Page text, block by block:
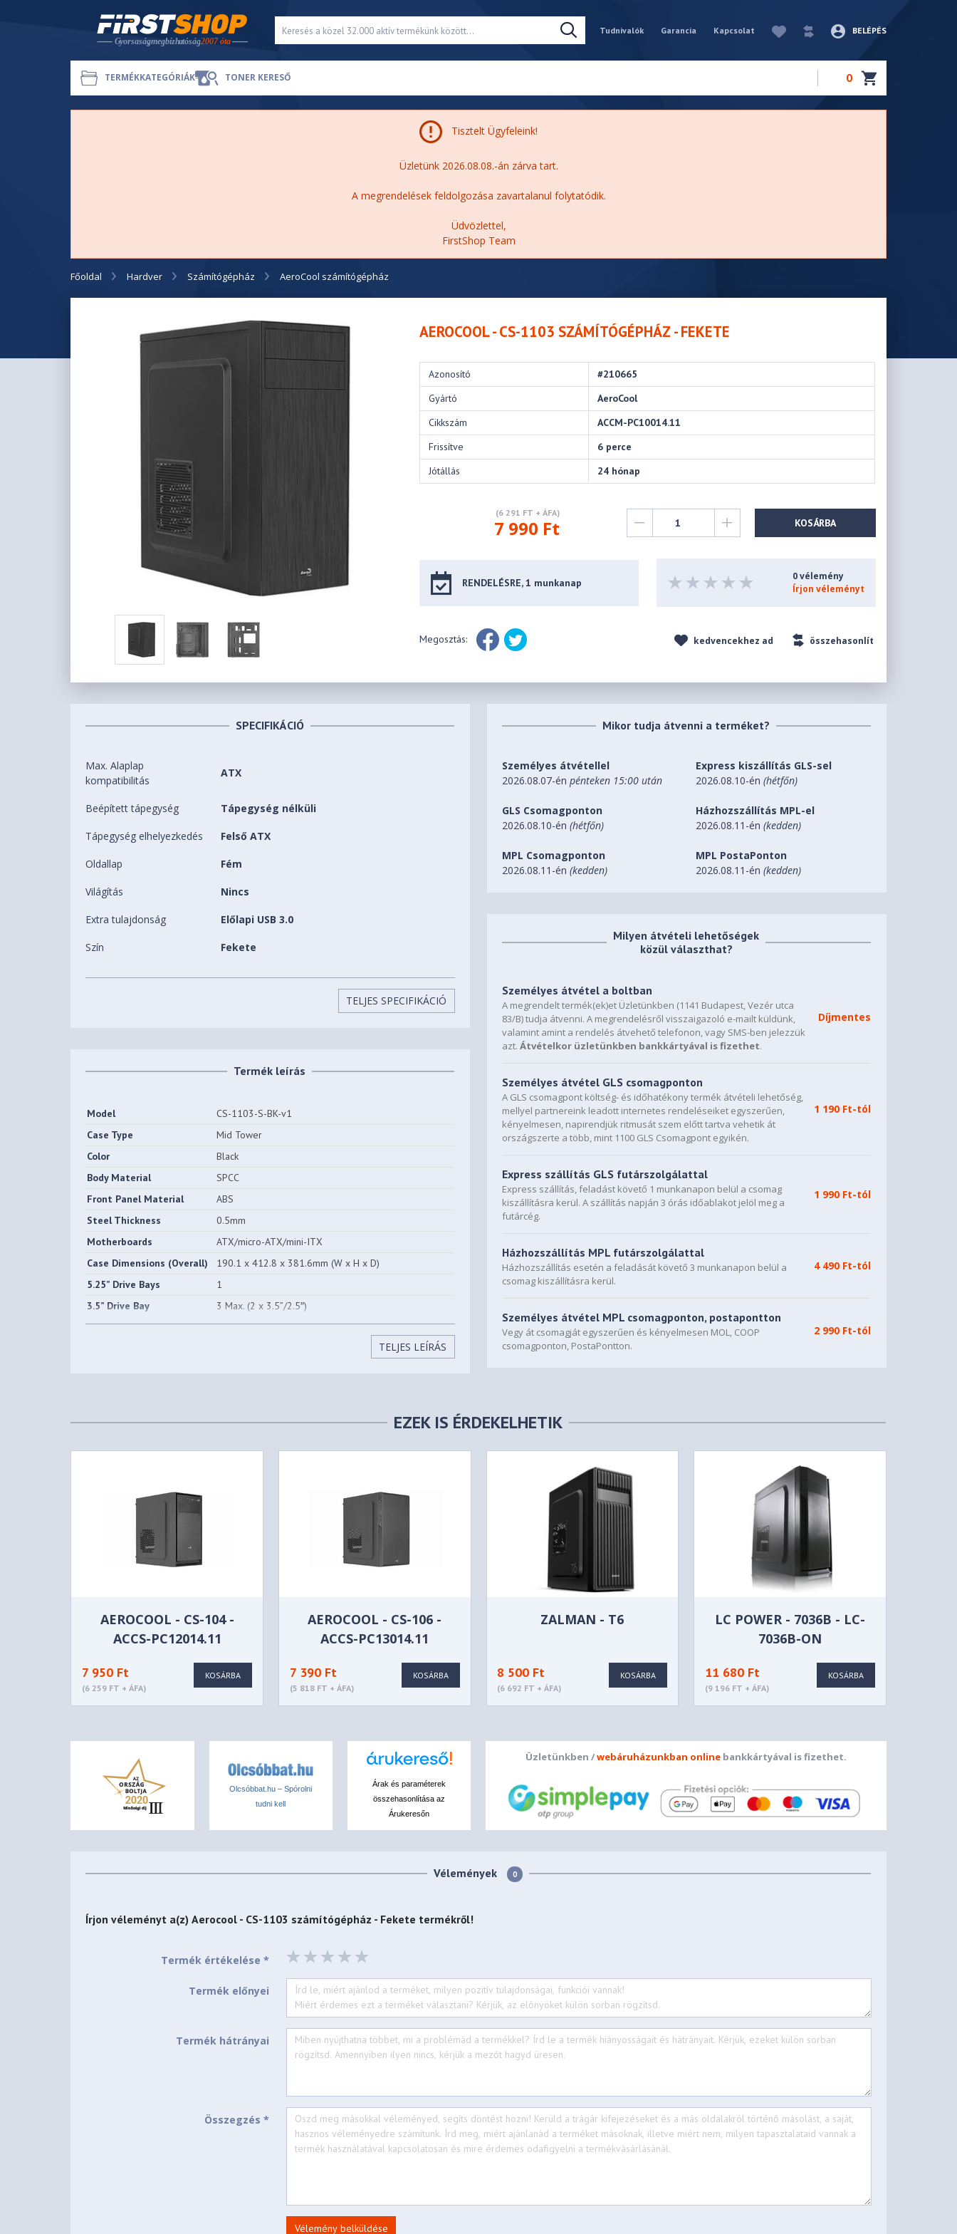
Tudnivalók Garancia Kapcsolat BELÉPÉS
TERMÉKKATEGÓRIÁK TONER KERESŐ 0
Tisztelt Ügyfeleink!
Üzletünk 2026.08.08.-án zárva tart.
A megrendelések feldolgozása zavartalanul folytatódik.
Üdvözlettel,
FirstShop Team
Főoldal Hardver Számítógépház AeroCool számítógépház
AEROCOOL - CS-1103 SZÁMÍTÓGÉPHÁZ - FEKETE
Azonosító
#210665
Gyártó
AeroCool
Cikkszám
ACCM-PC10014.11
Frissítve
6 perce
Jótállás
24 hónap
(6 291 FT + ÁFA)
7 990 Ft KOSÁRBA
RENDELÉSRE, 1 munkanap
0 vélemény
Írjon véleményt
Megosztás: kedvencekhez ad összehasonlít
SPECIFIKÁCIÓ
Max. Alaplap
kompatibilitás
ATX
Beépített tápegység Tápegység nélküli
Tápegység elhelyezkedés Felső ATX
Oldallap Fém
Világítás Nincs
Extra tulajdonság Előlapi USB 3.0
Szín Fekete
Beépíthető HDD-k (3,5")
3 db
száma
1 db
Beépíthető
3 db
Processzorhűtő maximális
151 mm
Videokártya maximális
335 mm
Súly 8 kg
TELJES SPECIFIKÁCIÓ
Termék leírás
Model
CS-1103-S-BK-v1
Case Type
Mid Tower
Color
Black
Body Material
SPCC
Front Panel Material
ABS
Steel Thickness
0.5mm
Motherboards
ATX/micro-ATX/mini-ITX
Case Dimensions (Overall)
190.1 x 412.8 x 381.6mm (W x H x D)
5.25” Drive Bays
1
3.5” Drive Bay
3 Max. (2 x 3.5”/2.5″)
Liquid Cooling
Front: 240mm Radiator (Optional)
Net Weight/Gross Weight
Internal Cable
Management Depth
TELJES LEÍRÁS
Mikor tudja átvenni a terméket?
Személyes átvétellel
2026.08.07-énpénteken 15:00 után
Express kiszállítás GLS-sel
2026.08.10-én (hétfőn)
GLS Csomagponton
2026.08.10-én(hétfőn)
Házhozszállítás MPL-el
2026.08.11-én (kedden)
MPL Csomagponton
2026.08.11-én(kedden)
MPL PostaPonton
2026.08.11-én (kedden)
Milyen átvételi lehetőségek
közül választhat?
Személyes átvétel a boltban
A megrendelt termék(ek)et Üzletünkben (1141 Budapest, Vezér utca
83/B) tudja átvenni. A megrendelésről visszaigazoló e-mailt küldünk,
valamint amint a rendelés átvehető telefonon, vagy SMS-ben jelezzük
azt.Átvételkor üzletünkben bankkártyával is fizethet.
Díjmentes
Személyes átvétel GLS csomagponton
A GLS csomagpont költség- és időhatékony termék átvételi lehetőség,
mellyel partnereink leadott internetes rendeléseiket egyszerűen,
kényelmesen, napirendjük ritmusát szem előtt tartva vehetik át
országszerte a több, mint 1100 GLS Csomagpont egyikén.
1 190 Ft-tól
Express szállítás GLS futárszolgálattal
Express szállítás, feladást követő 1 munkanapon belül a csomag
kiszállításra kerül. A szállítás napján 3 órás időablakot jelöl meg a
futárcég.
1 990 Ft-tól
Házhozszállítás MPL futárszolgálattal
Házhozszállítás esetén a feladását követő 3 munkanapon belül a
csomag kiszállításra kerül.
4 490 Ft-tól
Személyes átvétel MPL csomagponton, postapontton
Vegy át csomagját egyszerűen és kényelmesen MOL, COOP
csomagponton, PostaPontton.
2 990 Ft-tól
EZEK IS ÉRDEKELHETIK
AEROCOOL - CS-104 -
ACCS-PC12014.11
7 950 Ft
(6 259 FT + ÁFA)
KOSÁRBA
AEROCOOL - CS-106 -
ACCS-PC13014.11
7 390 Ft
(5 818 FT + ÁFA)
KOSÁRBA
ZALMAN - T6
8 500 Ft
(6 692 FT + ÁFA)
KOSÁRBA
LC POWER - 7036B - LC-
7036B-ON
11 680 Ft
(9 196 FT + ÁFA)
KOSÁRBA
Olcsóbbat.hu – Spórolni
tudni kell
Árak és paraméterek
összehasonlítása az
Árukeresőn
Üzletünkben /webáruházunkban online bankkártyával is fizethet.
Vélemények 0
Írjon véleményt a(z)Aerocool - CS-1103 számítógépház - Fekete termékről!
Termék értékelése *
Termék előnyei
Termék hátrányai
Összegzés *
Vélemény belküldése